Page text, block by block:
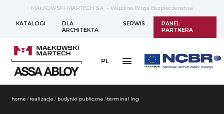
MAŁKOWSKI-MARTECH S.A. – Wspólna Wizja Bezpieczeństwa
KATALOGI
DLA
ARCHITEKTA
SERWIS
PANEL
PARTNERA
PL
home / realizacje / budynki publiczne / terminal lng